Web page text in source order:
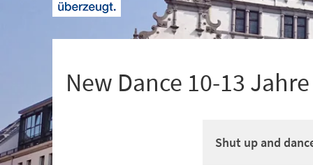
New Dance 10-13
Shut up and